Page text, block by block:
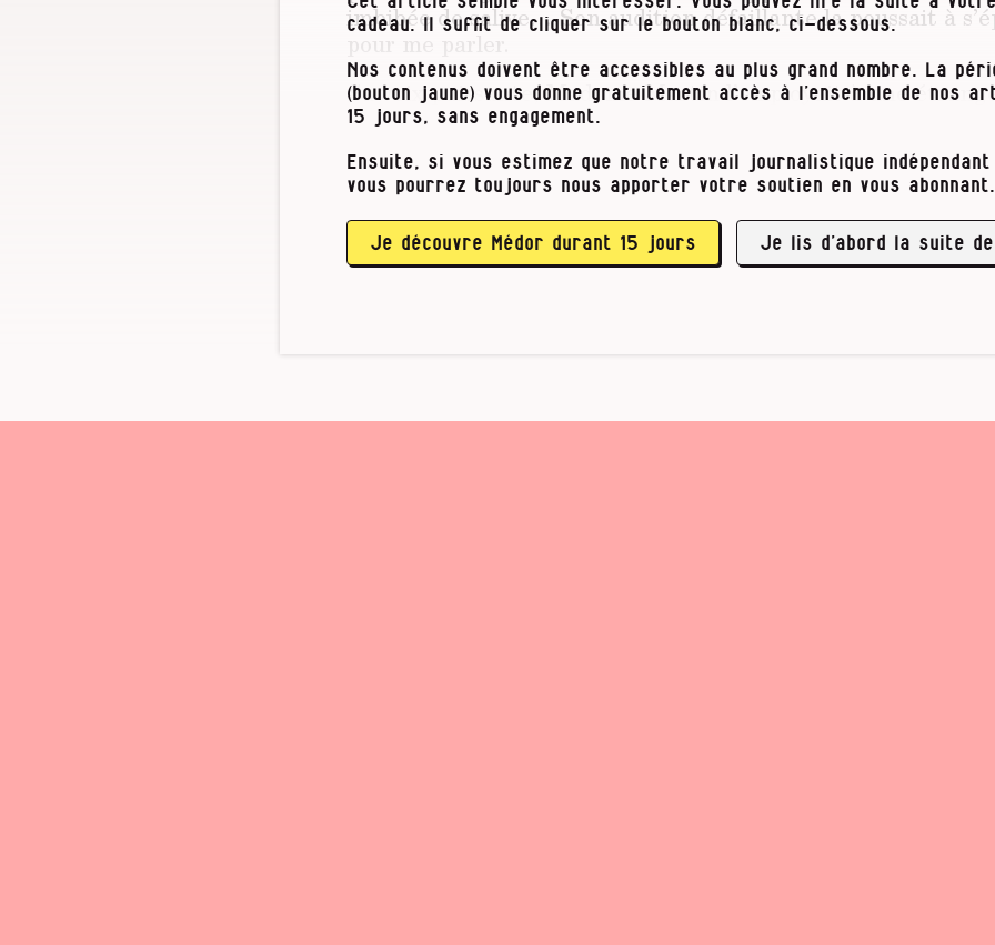
imbibée de salive… Son audition défaillante la poussait à
pour me parler.
Sa voix puissante, Madame Martin l’employait à une étrange
fallu du temps pour comprendre que tous ces « nondedjeu ! »
traversaient les murs de mon appartement émanaient de
longtemps cru qu’il s’agissait d’un homme qui engueulait
femme… Jusqu’au jour où j’ai collé mon oreille à la porte de
oui, c’était bien elle, cette petite dame presque centenaire,
ces grossièretés …
cadeau. Il suffit de cliquer sur le bouton blanc, ci-dessous.
Nos contenus doivent être accessibles au plus grand nombre. La
(bouton jaune) vous donne gratuitement accès à l’ensemble de nos
15 jours, sans engagement.
Ensuite, si vous estimez que notre travail journalistique
vous pourrez toujours nous apporter votre soutien en vous
Je découvre Médor durant 15 jours Je lis d’abord la suite